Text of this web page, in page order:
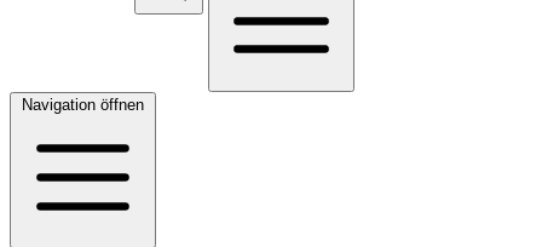
Navigation öffnen